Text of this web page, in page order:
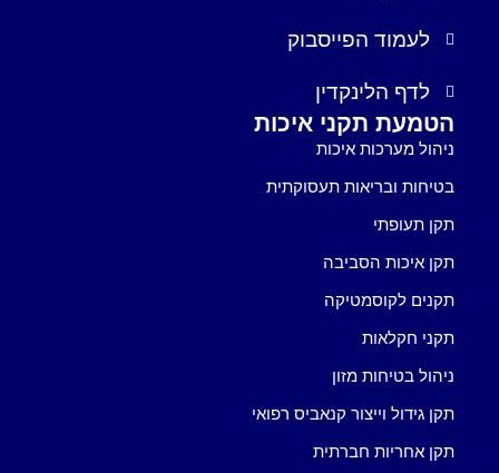
לעמוד הפייסבוק
לדף הלינקדין
הטמעת תקני איכות
ניהול מערכות איכות
בטיחות ובריאות תעסוקתית
תקן תעופתי
תקן איכות הסביבה
תקנים לקוסמטיקה
תקני חקלאות
ניהול בטיחות מזון
תקן גידול וייצור קנאביס רפואי
תקן אחריות חברתית